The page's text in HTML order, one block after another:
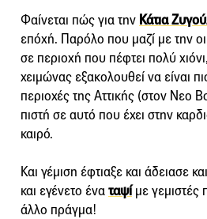
Φαίνεται πώς για την Κάτια
επόχή. Παρόλο που μαζί με την
σε περιοχή που πέφτει πολύ
χειμώνας εξακολουθεί να είναι
περιοχές της Αττικής (στον Νεο
πιστή σε αυτό που έχει στην
καιρό.
Και γέμιση έφτιαξε και άδειασε
και εγένετο έναταψίμε γεμιστές
άλλο πράγμα!